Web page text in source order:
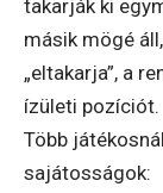
takarják ki
másik mögé
„eltakarja”, a
ízületi pozíciót.
Több
sajátosságok: